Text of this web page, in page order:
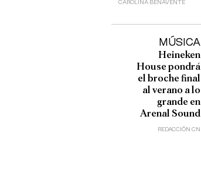
CAROLINA BENAVENTE
MÚSICA
Heineken
House pondrá
el broche final
al verano a lo
grande en
Arenal Sound
REDACCIÓN CN